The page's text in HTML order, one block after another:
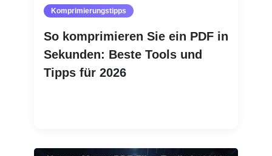
Komprimierungstipps
So komprimieren Sie ein PDF in
Sekunden: Beste Tools und
Tipps für 2026